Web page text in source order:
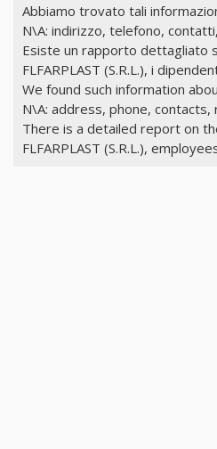
Abbiamo trovato tali
N\A: indirizzo, telefono,
Esiste un rapporto dettagliato
FLFARPLAST (S.R.L.), i
We found such information
N\A: address, phone, contacts,
There is a detailed report on
FLFARPLAST (S.R.L.),